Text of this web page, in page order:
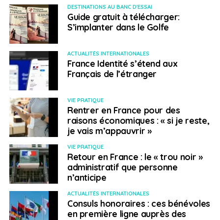
donc redémarré de plus belle, de même que les grands
mariages rassemblant plusieurs centaines de
personnes, la plupart du temps au mépris des mesures
de distanciation.
> Un lourd tribut économique
La crise sanitaire a fait vaciller l’économie israélienne,
dont la croissance oscillait ces dernières années entre
3% et 4% par an, et fait exploser le chômage qui est
passé de 3% en début d’année à 21% en août, selon les
données de l’Agence israélienne pour l’emploi.
De nombreux Français d’Israël ont donc été
violemment touchés par cette crise économique, à
commencer par les entrepreneurs qui ont vu leur
chiffre d’affaires et leur niveau de vie s’effondrer,
malgré les aides mises en place par le gouvernement
israélien qui a octroyé 750 shekels (environ 200 euros)
DESTINATIONS AU BANC D'ESSAI
Guide gratuit à télécharger:
S’implanter dans le Golfe
ACTUALITÉS INTERNATIONALES
France Identité s’étend aux
Français de l’étranger
VIE PRATIQUE
Rentrer en France pour des
raisons économiques : « si je reste,
je vais m’appauvrir »
VIE PRATIQUE
Retour en France : le « trou noir »
administratif que personne
n’anticipe
ACTUALITÉS INTERNATIONALES
Consuls honoraires : ces bénévoles
en première ligne auprès des